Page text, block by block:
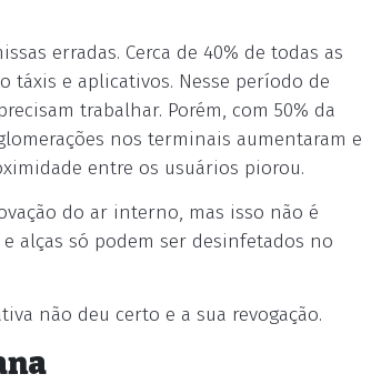
erradas. Cerca de 40% de todas as
e aplicativos. Nesse período de
trabalhar. Porém, com 50% da
nos terminais aumentaram e
entre os usuários piorou.
do ar interno, mas isso não é
alças só podem ser desinfetados no
não deu certo e a sua revogação.